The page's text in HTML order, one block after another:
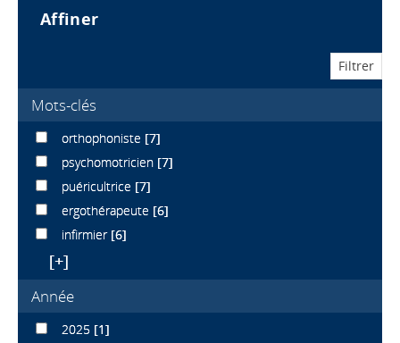
affiner
Mots-clés
orthophoniste [7]
psychomotricien [7]
puéricultrice [7]
ergothérapeute [6]
infirmier [6]
[+]
Année
2025 [1]